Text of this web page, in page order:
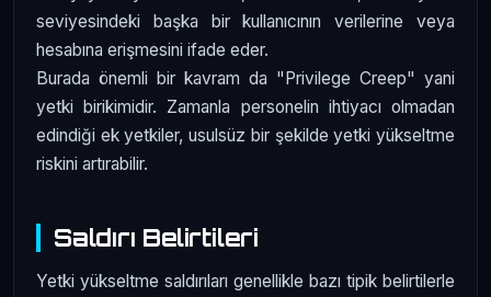
seviyesindeki başka bir kullanıcının verilerine veya
hesabına erişmesini ifade eder.
Burada önemli bir kavram da "Privilege Creep" yani
yetki birikimidir. Zamanla personelin ihtiyacı olmadan
edindiği ek yetkiler, usulsüz bir şekilde yetki yükseltme
riskini artırabilir.
Saldırı Belirtileri
Yetki yükseltme saldırıları genellikle bazı tipik belirtilerle